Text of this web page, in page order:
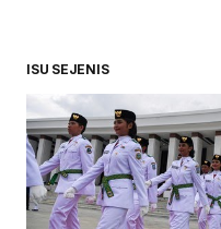
ISU SEJENIS